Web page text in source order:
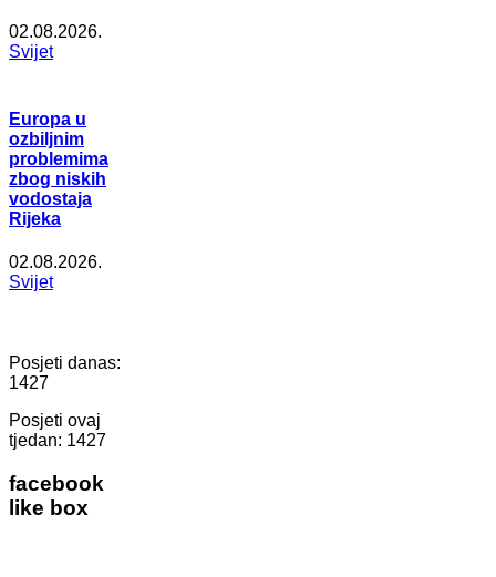
02.08.2026.
Svijet
Europa u
ozbiljnim
problemima
zbog niskih
vodostaja
Rijeka
02.08.2026.
Svijet
Posjeti danas:
1427
Posjeti ovaj
tjedan: 1427
facebook
like box